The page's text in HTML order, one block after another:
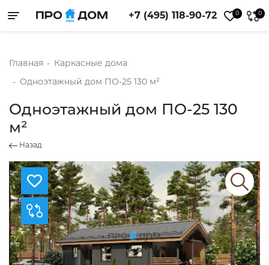
Toggle navigation +7 (495) 118-90-72 0 0
Главная - Каркасные дома
- Одноэтажный дом ПО-25 130 м²
Одноэтажный дом ПО-25 130
м²
Назад